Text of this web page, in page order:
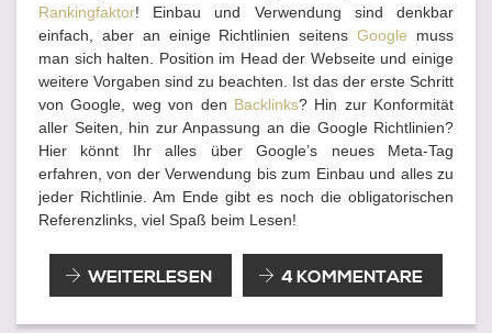
Rankingfaktor! Einbau und Verwendung sind denkbar
einfach, aber an einige Richtlinien seitensGoogle muss
man sich halten. Position im Head der Webseite und einige
weitere Vorgaben sind zu beachten. Ist das der erste Schritt
von Google, weg von den Backlinks? Hin zur Konformität
aller Seiten, hin zur Anpassung an die Google Richtlinien?
Hier könnt Ihr alles über Google’s neues Meta-Tag
erfahren, von der Verwendung bis zum Einbau und alles zu
jeder Richtlinie. Am Ende gibt es noch die obligatorischen
Referenzlinks, viel Spaß beim Lesen!
GOOGLE’S
NEUES
META-
WEITERLESEN 4 KOMMENTARE